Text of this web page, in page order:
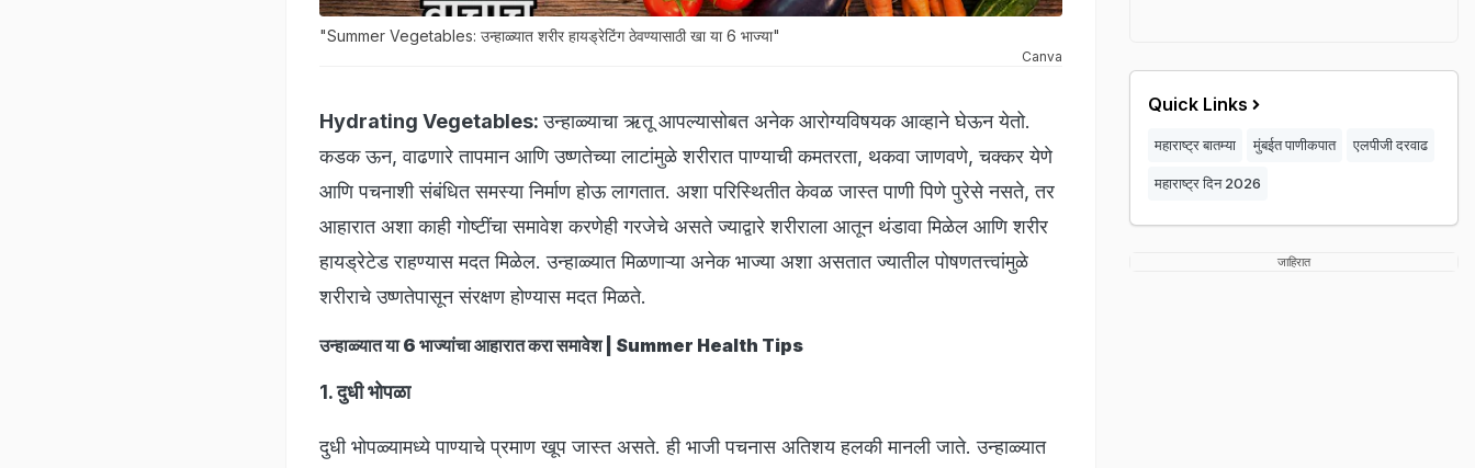
"Summer Vegetables: उन्हाळ्यात शरीर हायड्रेटिंग ठेवण्यासाठी खा या 6 भाज्या"
Canva
Hydrating Vegetables:उन्हाळ्याचा ऋतू आपल्यासोबत अनेक आरोग्यविषयक आव्हाने घेऊन येतो.
कडक ऊन, वाढणारे तापमान आणि उष्णतेच्या लाटांमुळे शरीरात पाण्याची कमतरता, थकवा जाणवणे, चक्कर येणे
आणि पचनाशी संबंधित समस्या निर्माण होऊ लागतात. अशा परिस्थितीत केवळ जास्त पाणी पिणे पुरेसे नसते, तर
आहारात अशा काही गोष्टींचा समावेश करणेही गरजेचे असते ज्याद्वारे शरीराला आतून थंडावा मिळेल आणि शरीर
हायड्रेटेड राहण्यास मदत मिळेल. उन्हाळ्यात मिळणाऱ्या अनेक भाज्या अशा असतात ज्यातील पोषणतत्त्वांमुळे
शरीराचे उष्णतेपासून संरक्षण होण्यास मदत मिळते.
उन्हाळ्यात या 6 भाज्यांचा आहारात करा समावेश | Summer Health Tips
1. दुधी भोपळा
दुधी भोपळ्यामध्ये पाण्याचे प्रमाण खूप जास्त असते. ही भाजी पचनास अतिशय हलकी मानली जाते. उन्हाळ्यात
Quick Links
महाराष्ट्र बातम्या मुंबईत पाणीकपात एलपीजी दरवाढ
महाराष्ट्र दिन 2026
जाहिरात